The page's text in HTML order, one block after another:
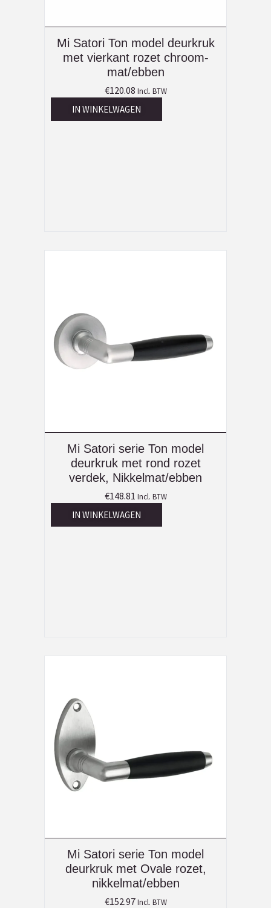
Mi Satori Ton model deurkruk
met vierkant rozet chroom-
mat/ebben
€120.08 Incl. BTW
IN WINKELWAGEN
Mi Satori serie Ton model
deurkruk met rond rozet
verdek, Nikkelmat/ebben
€148.81 Incl. BTW
IN WINKELWAGEN
Mi Satori serie Ton model
deurkruk met Ovale rozet,
nikkelmat/ebben
€152.97 Incl. BTW